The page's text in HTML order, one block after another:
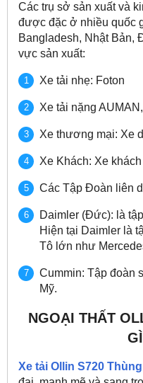
Các trụ sở sản xuất và
được đặc ở nhiều quốc
Bangladesh, Nhật Bản,
vực sản xuất:
Xe tải nhẹ: Foton
Xe tải nặng
Xe thương mại: Xe
Xe Khách: Xe khách
Các Tập Đoàn liên
Daimler (Đức): là
Hiện tại Daimler là
Tô lớn như
Cummin: Tập đoàn
Mỹ.
NGOẠI THẤT
Xe tải Ollin S720